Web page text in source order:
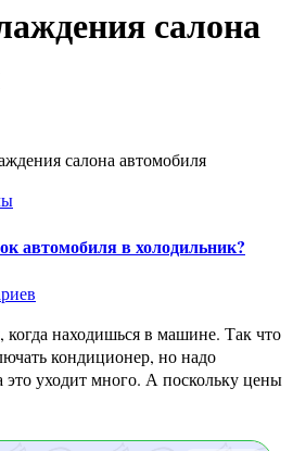
салона
салона автомобиля
автомобиля в холодильник?
кондиционер, но надо
это уходит много. А поскольку цены